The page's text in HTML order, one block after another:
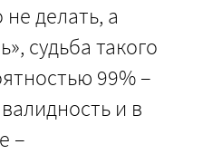
делать, а
судьба такого
99% –
и в
–